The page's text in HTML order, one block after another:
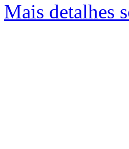
Mais detalhes